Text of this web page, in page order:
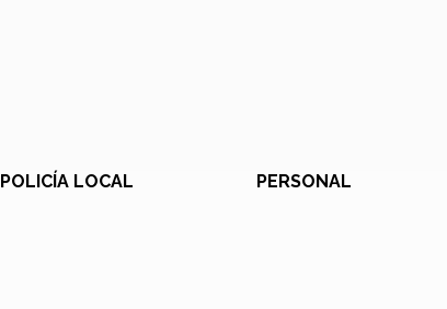
POLICÍA LOCAL PERSONAL